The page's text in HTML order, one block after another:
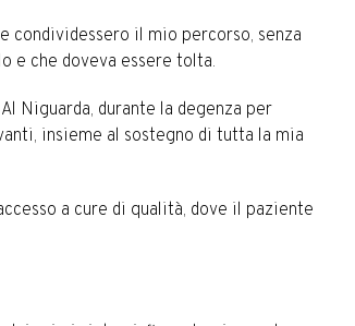
condividessero il mio percorso, senza
e che doveva essere tolta.
Niguarda, durante la degenza per
insieme al sostegno di tutta la mia
a cure di qualità, dove il paziente